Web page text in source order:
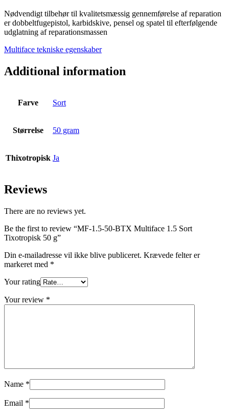
Nødvendigt tilbehør til kvalitetsmæssig gennemførelse af reparation
er dobbeltfugepistol, karbidskive, pensel og spatel til efterfølgende
udglatning af reparationsmassen
Multiface tekniske egenskaber
Additional information
Farve Sort
Størrelse 50 gram
Thixotropisk Ja
Reviews
There are no reviews yet.
Be the first to review “MF-1.5-50-BTX Multiface 1.5 Sort
Tixotropisk 50 g”
Din e-mailadresse vil ikke blive publiceret. Krævede felter er
markeret med *
Your rating
Your review *
Name *
Email *